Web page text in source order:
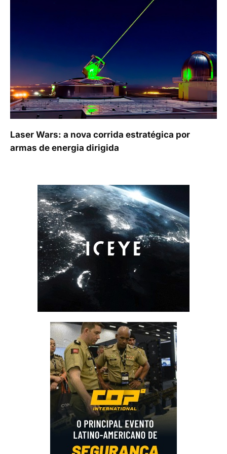
Laser Wars: a nova corrida estratégica por
armas de energia dirigida